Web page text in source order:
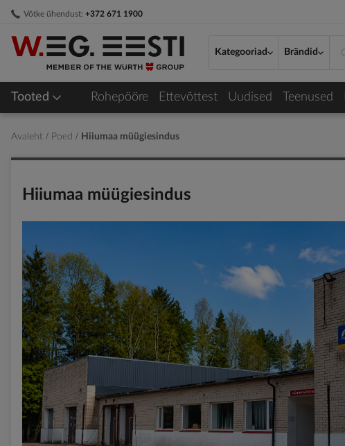
Võtke ühendust: +372 671 1900
Skip
Content
Kategooriad
Brändid
Tooted Rohepööre Ettevõttest Uudised Teenused
Avaleht Poed Hiiumaa müügiesindus
Hiiumaa müügiesindus